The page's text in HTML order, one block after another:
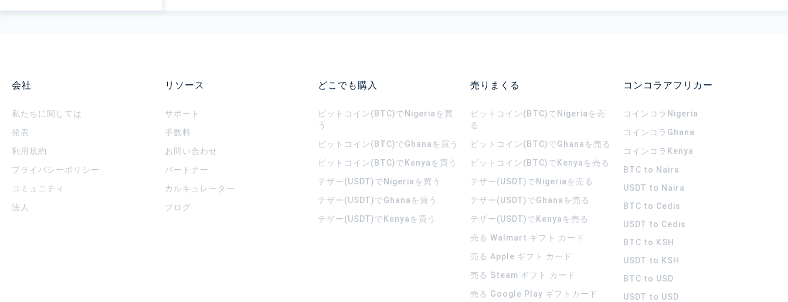
会社
私たちに関しては
発表
利用規約
プライバシーポリシー
コミュニティ
法人
リソース
サポート
手数料
お問い合わせ
パートナー
カルキュレーター
ブログ
どこでも購入
ビットコイン(BTC)でNigeriaを買
う
ビットコイン(BTC)でGhanaを買う
ビットコイン(BTC)でKenyaを買う
テザー(USDT)でNigeriaを買う
テザー(USDT)でGhanaを買う
テザー(USDT)でKenyaを買う
売りまくる
ビットコイン(BTC)でNigeriaを売
る
ビットコイン(BTC)でGhanaを売る
ビットコイン(BTC)でKenyaを売る
テザー(USDT)でNigeriaを売る
テザー(USDT)でGhanaを売る
テザー(USDT)でKenyaを売る
売る Walmart ギフト カード
売る Apple ギフト カード
売る Steam ギフト カード
売る Google Play ギフトカード
コンコラアフリカー
コインコラ Nigeria
コインコラ Ghana
コインコラ Kenya
BTC to Naira
USDT to Naira
BTC to Cedis
USDT to Cedis
BTC to KSH
USDT to KSH
BTC to USD
USDT to USD